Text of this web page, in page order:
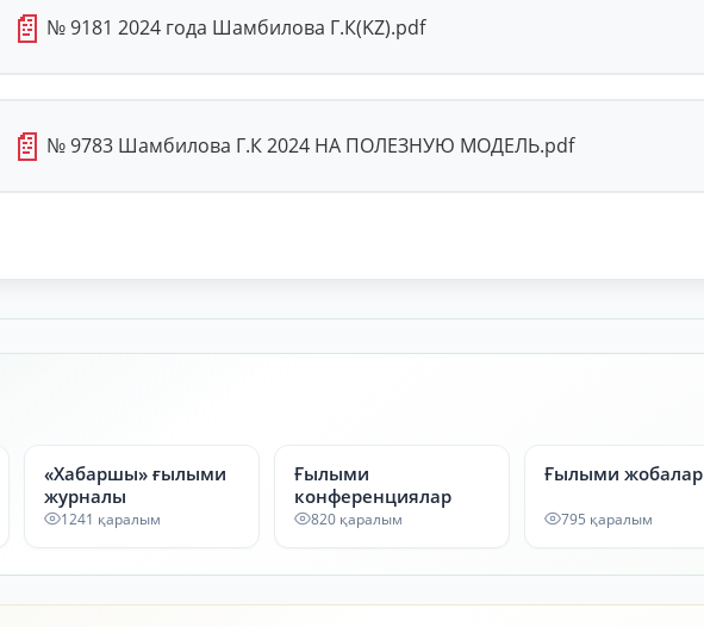
📄 № 9181 2024 года Шамбилова Г.К(KZ).pdf
📄 № 9783 Шамбилова Г.К 2024 HA ПОЛЕЗНУЮ МОДЕЛЬ.pdf
«Хабаршы» ғылыми
журналы
1241 қаралым
Ғылыми
конференциялар
820 қаралым
Ғылыми жобалар
795 қаралым